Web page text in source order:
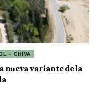
- CHIVA
nueva variante de la